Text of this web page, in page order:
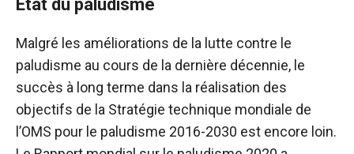
État du paludisme
Malgré les améliorations de la lutte contre le
paludisme au cours de la dernière décennie, le
succès à long terme dans la réalisation des
objectifs de la Stratégie technique mondiale de
l’OMS pour le paludisme 2016-2030 est encore loin.